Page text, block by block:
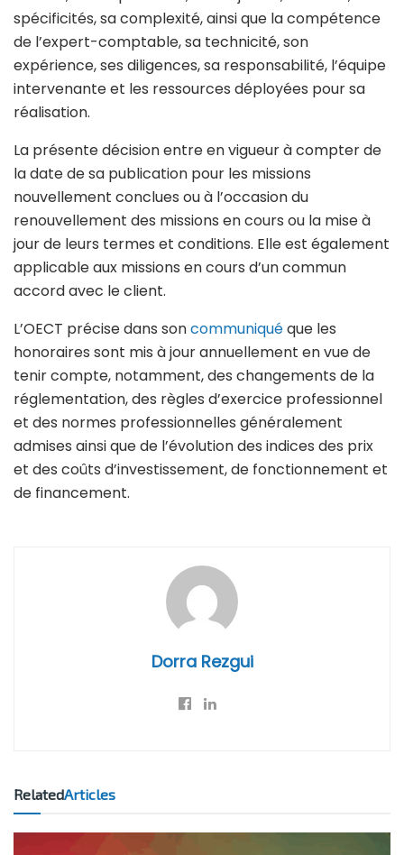
spécificités, sa complexité, ainsi que la compétence
de l’expert-comptable, sa technicité, son
expérience, ses diligences, sa responsabilité, l’équipe
intervenante et les ressources déployées pour sa
réalisation.
La présente décision entre en vigueur à compter de
la date de sa publication pour les missions
nouvellement conclues ou à l’occasion du
renouvellement des missions en cours ou la mise à
jour de leurs termes et conditions. Elle est également
applicable aux missions en cours d’un commun
accord avec le client.
L’OECT précise dans soncommuniquéque les
honoraires sont mis à jour annuellement en vue de
tenir compte, notamment, des changements de la
réglementation, des règles d’exercice professionnel
et des normes professionnelles généralement
admises ainsi que de l’évolution des indices des prix
et des coûts d’investissement, de fonctionnement et
de financement.
Dorra Rezgui
RelatedArticles